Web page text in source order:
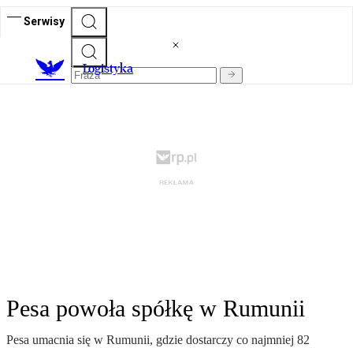
Serwisy
Logistyka
Pesa powoła spółkę w Rumunii
Pesa umacnia się w Rumunii, gdzie dostarczy co najmniej 82